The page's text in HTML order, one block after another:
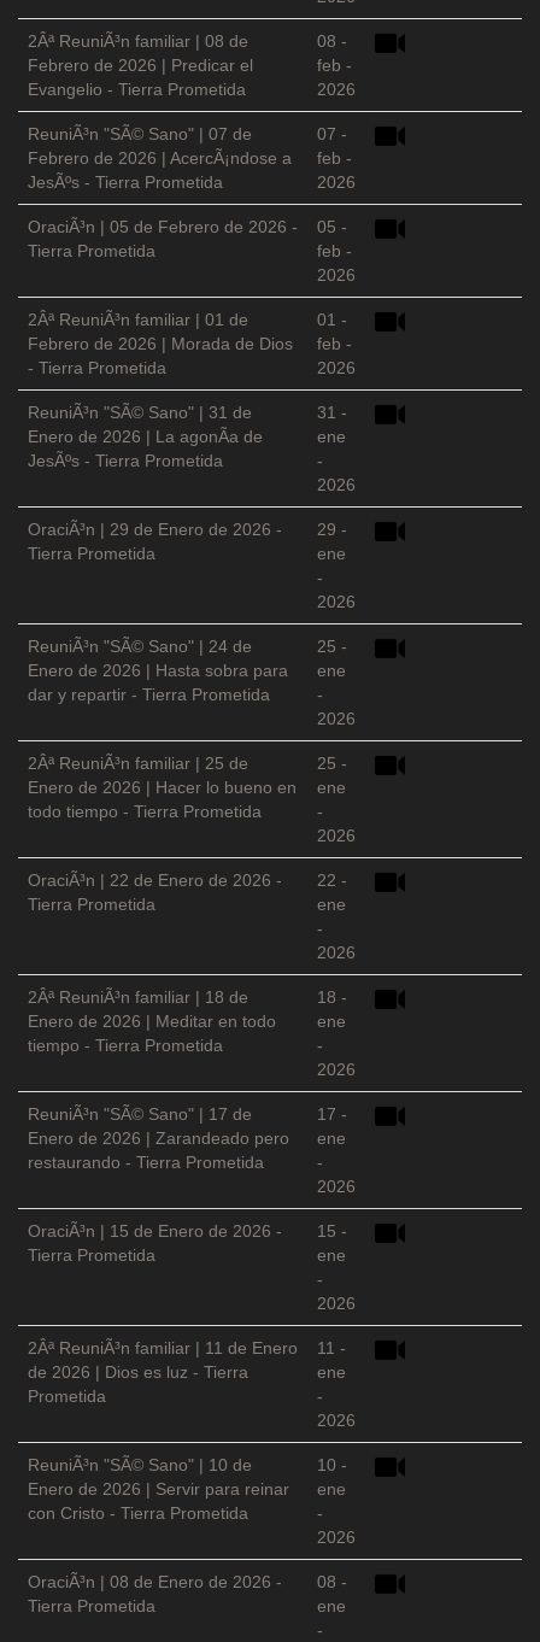
2Âª ReuniÃ³n familiar | 08 de
Febrero de 2026 | Predicar el
Evangelio - Tierra Prometida
08 -
feb -
2026
ReuniÃ³n "SÃ© Sano" | 07 de
Febrero de 2026 | AcercÃ¡ndose a
JesÃºs - Tierra Prometida
07 -
feb -
2026
OraciÃ³n | 05 de Febrero de 2026 -
Tierra Prometida
05 -
feb -
2026
2Âª ReuniÃ³n familiar | 01 de
Febrero de 2026 | Morada de Dios
- Tierra Prometida
01 -
feb -
2026
ReuniÃ³n "SÃ© Sano" | 31 de
Enero de 2026 | La agonÃ­a de
JesÃºs - Tierra Prometida
31 -
ene
-
2026
OraciÃ³n | 29 de Enero de 2026 -
Tierra Prometida
29 -
ene
-
2026
ReuniÃ³n "SÃ© Sano" | 24 de
Enero de 2026 | Hasta sobra para
dar y repartir - Tierra Prometida
25 -
ene
-
2026
2Âª ReuniÃ³n familiar | 25 de
Enero de 2026 | Hacer lo bueno en
todo tiempo - Tierra Prometida
25 -
ene
-
2026
OraciÃ³n | 22 de Enero de 2026 -
Tierra Prometida
22 -
ene
-
2026
2Âª ReuniÃ³n familiar | 18 de
Enero de 2026 | Meditar en todo
tiempo - Tierra Prometida
18 -
ene
-
2026
ReuniÃ³n "SÃ© Sano" | 17 de
Enero de 2026 | Zarandeado pero
restaurando - Tierra Prometida
17 -
ene
-
2026
OraciÃ³n | 15 de Enero de 2026 -
Tierra Prometida
15 -
ene
-
2026
2Âª ReuniÃ³n familiar | 11 de Enero
de 2026 | Dios es luz - Tierra
Prometida
11 -
ene
-
2026
ReuniÃ³n "SÃ© Sano" | 10 de
Enero de 2026 | Servir para reinar
con Cristo - Tierra Prometida
10 -
ene
-
2026
OraciÃ³n | 08 de Enero de 2026 -
Tierra Prometida
08 -
ene
-